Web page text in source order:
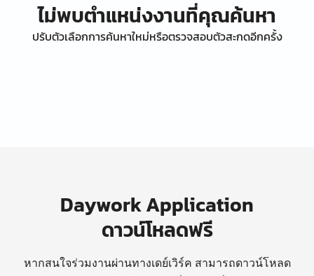
ไม่พบตำแหน่งงานที่คุณค้นหา
ปรับตัวเลือกการค้นหาใหม่หรือตรวจสอบตัวสะกดอีกครั้ง
Daywork Application
ดาวน์โหลดฟรี
หากสนใจร่วมงานผ่านทางเดย์เวิร์ค สามารถดาวน์โหลด